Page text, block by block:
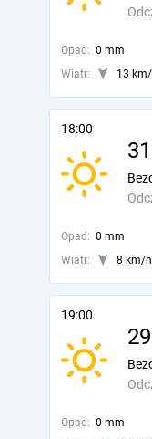
Opad: 0 mm
Wiatr:
13
18:00
Opad: 0 mm
Wiatr:
8 km/h
19:00
Opad: 0 mm